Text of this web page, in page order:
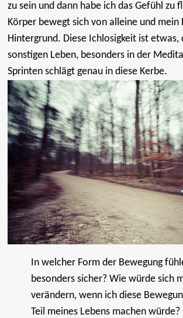
zu sein und dann habe ich das Gefühl zu
Körper bewegt sich von alleine und mein
Hintergrund. Diese Ichlosigkeit ist etwas,
sonstigen Leben, besonders in der
Sprinten schlägt genau in diese Kerbe.
In welcher Form der Bewegung
besonders sicher? Wie würde sich
verändern, wenn ich diese
Teil meines Lebens machen würde?